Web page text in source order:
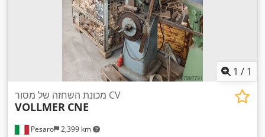
1 / 1
Pesaro 2,399 km
מכונת השחזה של מסור CV
VOLLMER CNE